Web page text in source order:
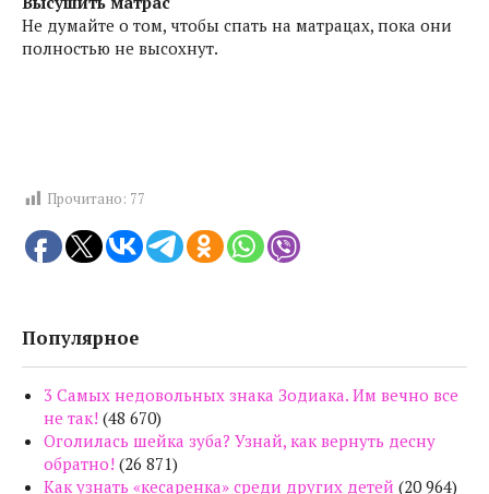
Не думайте о том, чтобы спать на матрацах, пока они
полностью не высохнут.
Прочитано: 77
Популярное
3 Самых недовольных знака Зодиака. Им вечно все
не так! (48 670)
Оголилась шейка зуба? Узнай, как вернуть десну
обратно! (26 871)
Как узнать «кесаренка» среди других детей (20 964)